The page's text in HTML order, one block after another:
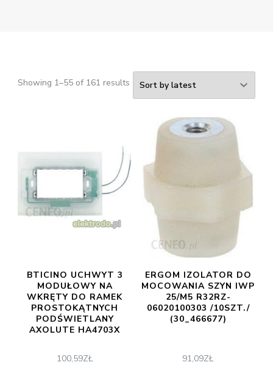
Showing 1–55 of 161 results
BTICINO UCHWYT 3
MODUŁOWY NA
WKRĘTY DO RAMEK
PROSTOKĄTNYCH
PODŚWIETLANY
AXOLUTE HA4703X
100,59ZŁ
ERGOM IZOLATOR DO
MOCOWANIA SZYN IWP
25/M5 R32RZ-
06020100303 /10SZT./
(30_466677)
91,09ZŁ